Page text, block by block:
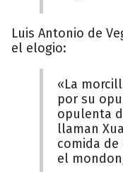
Luis Antonio de
el elogio:
«La
por su
opulenta
llaman
comida
el